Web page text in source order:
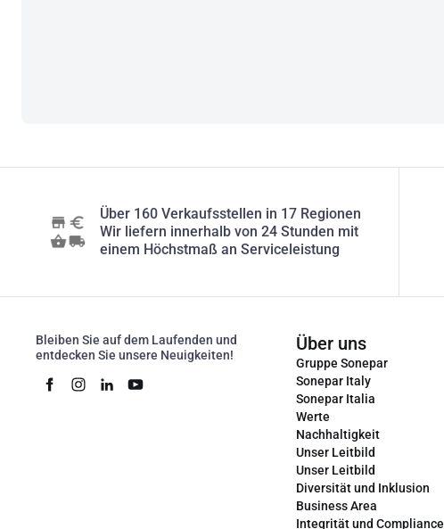
Über 160 Verkaufsstellen in 17 Regionen
Wir liefern innerhalb von 24 Stunden mit
einem Höchstmaß an Serviceleistung
Bleiben Sie auf dem Laufenden und
entdecken Sie unsere Neuigkeiten!
Über uns
Gruppe Sonepar
Sonepar Italy
Sonepar Italia
Werte
Nachhaltigkeit
Unser Leitbild
Unser Leitbild
Diversität und Inklusion
Business Area
Integrität und Compliance